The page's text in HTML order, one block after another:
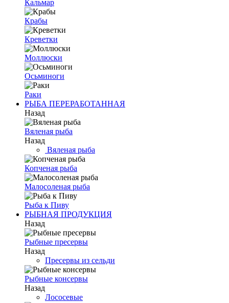
Кальмар
Крабы
Креветки
Моллюски
Осьминоги
Раки
РЫБА ПЕРЕРАБОТАННАЯ
Назад
Вяленая рыба
Назад
Вяленая рыба
Копченая рыба
Малосоленая рыба
Рыба к Пиву
РЫБНАЯ ПРОДУКЦИЯ
Назад
Рыбные пресервы
Назад
Пресервы из сельди
Рыбные консервы
Назад
Лососевые